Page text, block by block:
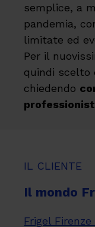
semplice, a
pandemia,
limitate ed
Per il
quindi scelto
chiedendo
IL CLIENTE
Il mondo
Frigel Firenze